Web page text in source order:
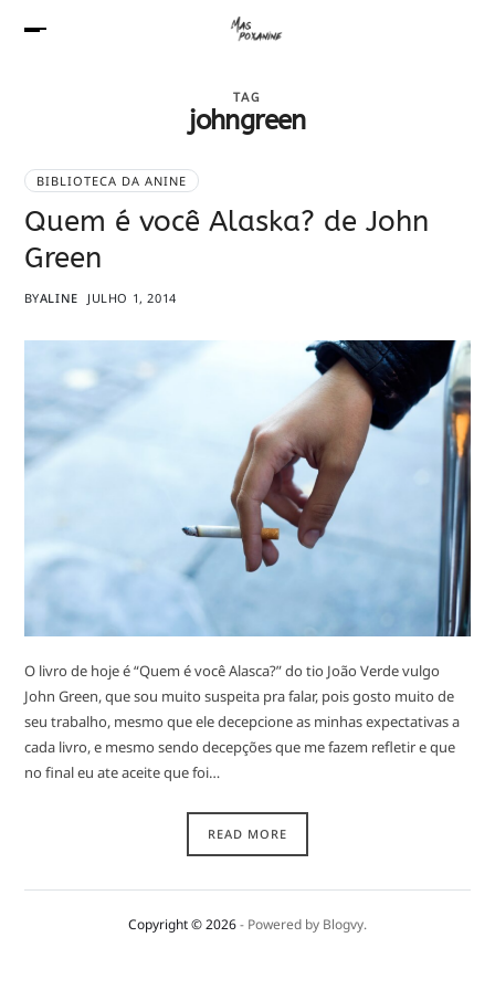
TAG
johngreen
BIBLIOTECA DA ANINE
Quem é você Alaska? de John
Green
BYALINE JULHO 1, 2014
O livro de hoje é “Quem é você Alasca?” do tio João Verde vulgo
John Green, que sou muito suspeita pra falar, pois gosto muito de
seu trabalho, mesmo que ele decepcione as minhas expectativas a
cada livro, e mesmo sendo decepções que me fazem refletir e que
no final eu ate aceite que foi…
READ MORE
Copyright © 2026- Powered by Blogvy.